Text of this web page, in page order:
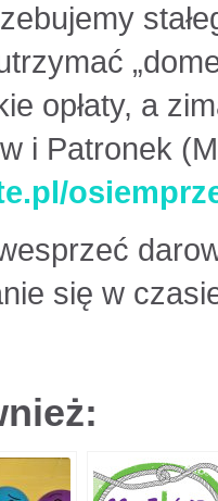
opłaty, a
i Patronek
się w